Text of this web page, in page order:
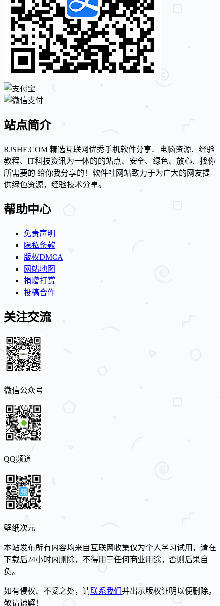
站点简介
RJSHE.COM 精选互联网优秀手机软件分享、电脑资源、经验
教程、IT科技资讯为一体的的站点、安全、绿色、放心、找你
所需要的 给你我分享的！软件社网站致力于为广大的网友提
供绿色资源，经验技术分享。
帮助中心
免责声明
隐私条款
版权DMCA
网站地图
捐赠打赏
投稿合作
关注交流
微信公众号
QQ频道
壁纸次元
本站发布所有内容均来自互联网收集仅为个人学习试用，请在
下载后24小时内删除，不得用于任何商业用途，否则后果自
负。
如有侵权、不妥之处，请联系我们 并出示版权证明以便删除。
敬请谅解！